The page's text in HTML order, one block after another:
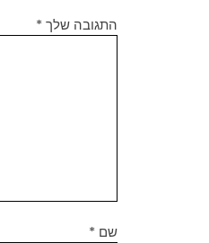
התגובה שלך*
שם *